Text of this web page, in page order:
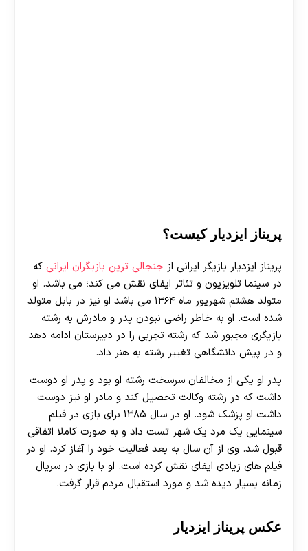
پریناز ایزدیار کیست؟
پریناز ایزدیار بازیگر ایرانی از جنجالی ترین بازیگران ایرانی که
در سینما تلویزیون و تئاتر ایفای نقش می کند؛ می باشد. او
متولد هشتم شهریور ماه ۱۳۶۴ می باشد او نیز در بابل متولد
شده است. او به خاطر راضی نبودن پدر و مادرش به رشته
بازیگری مجبور شد که رشته تجربی را در دبیرستان ادامه دهد
و در پیش دانشگاهی تغییر رشته به هنر داد.
پدر او یکی از مخالفان سرسخت رشته او بود و پدر او دوست
داشت که در رشته وکالت تحصیل کند و مادر او نیز دوست
داشت او پزشک شود. او در سال ۱۳۸۵ برای بازی در فیلم
سینمایی یک مرد یک شهر تست داد و به صورت کاملا اتفاقی
قبول شد. وی از آن سال به بعد فعالیت خود را آغاز کرد. او در
فیلم های زیادی ایفای نقش کرده است. او با بازی در سریال
زمانه بسیار دیده شد و مورد استقبال مردم قرار گرفت.
عکس پریناز ایزدیار